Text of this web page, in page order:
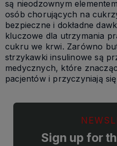
są nieodzownym
osób chorujących na
bezpieczne i dokładne
kluczowe dla utrzymania
cukru we krwi. Zarówno
strzykawki insulinowe są
medycznych, które
pacjentów i przyczyniają
Sign up for